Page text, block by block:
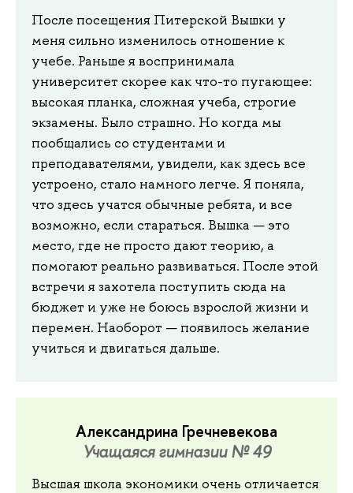
После посещения Питерской Вышки у
меня сильно изменилось отношение к
учебе. Раньше я воспринимала
университет скорее как что-то пугающее:
высокая планка, сложная учеба, строгие
экзамены. Было страшно. Но когда мы
пообщались со студентами и
преподавателями, увидели, как здесь все
устроено, стало намного легче. Я поняла,
что здесь учатся обычные ребята, и все
возможно, если стараться. Вышка — это
место, где не просто дают теорию, а
помогают реально развиваться. После этой
встречи я захотела поступить сюда на
бюджет и уже не боюсь взрослой жизни и
перемен. Наоборот — появилось желание
учиться и двигаться дальше.
Александрина Гречневекова
Учащаяся гимназии № 49
Высшая школа экономики очень отличается